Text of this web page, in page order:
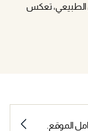
الأصل الطبيعي، تعكس
ريال شامل الموقع.